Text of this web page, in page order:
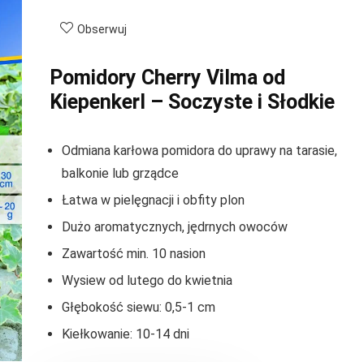
Obserwuj
Pomidory Cherry Vilma od
Kiepenkerl – Soczyste i Słodkie
Odmiana karłowa pomidora do uprawy na tarasie,
balkonie lub grządce
Łatwa w pielęgnacji i obfity plon
Dużo aromatycznych, jędrnych owoców
Zawartość min. 10 nasion
Wysiew od lutego do kwietnia
Głębokość siewu: 0,5-1 cm
Kiełkowanie: 10-14 dni